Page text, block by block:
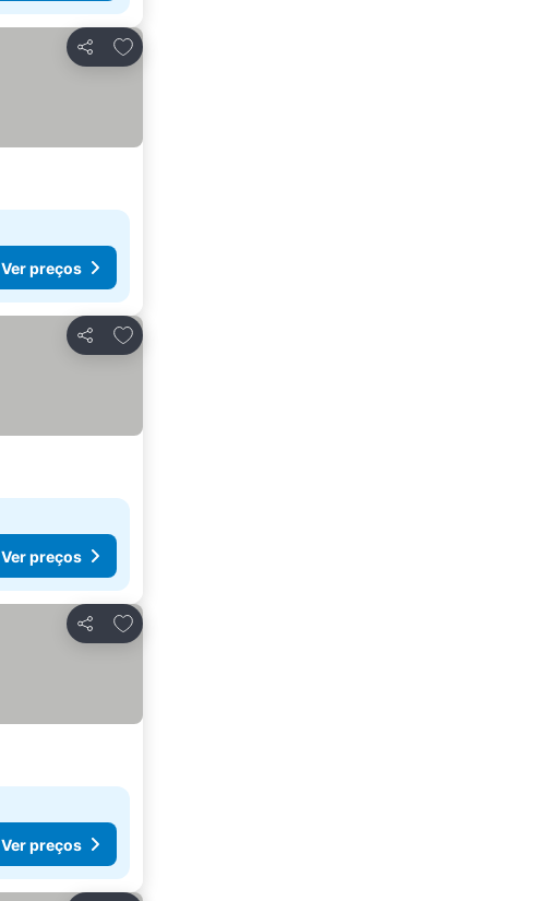
Partilhar
Adicionar aos favoritos
Ver preços
Partilhar
Adicionar aos favoritos
Ver preços
Partilhar
Adicionar aos favoritos
Ver preços